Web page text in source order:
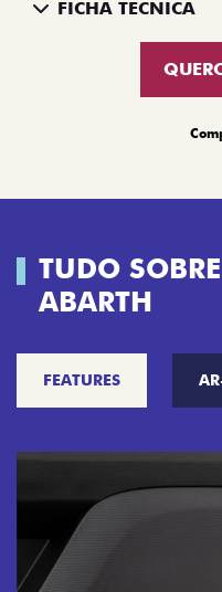
FICHA TÉCNICA
TUDO
ABARTH
FEATURES